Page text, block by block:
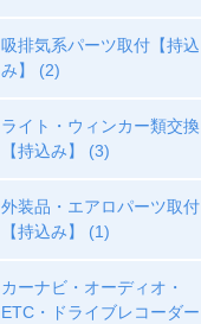
吸排気系パーツ取付【持込
み】 (2)
ライト・ウィンカー類交換
【持込み】 (3)
外装品・エアロパーツ取付
【持込み】 (1)
カーナビ・オーディオ・
ETC・ドライブレコーダー